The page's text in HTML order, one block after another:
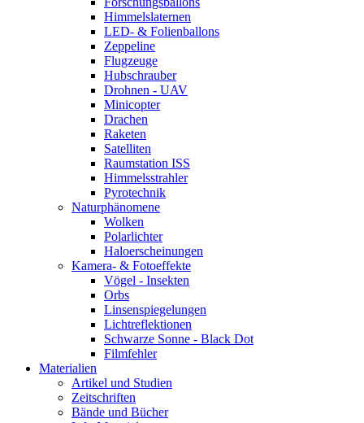
Himmelslaternen
LED- & Folienballons
Zeppeline
Flugzeuge
Hubschrauber
Drohnen - UAV
Minicopter
Drachen
Raketen
Satelliten
Raumstation ISS
Himmelsstrahler
Pyrotechnik
Naturphänomene
Wolken
Polarlichter
Haloerscheinungen
Kamera- & Fotoeffekte
Vögel - Insekten
Orbs
Linsenspiegelungen
Lichtreflektionen
Schwarze Sonne - Black Dot
Filmfehler
Materialien
Artikel und Studien
Zeitschriften
Bände und Bücher